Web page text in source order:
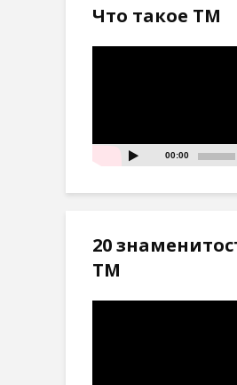
Что такое ТМ
00:00
20
ТМ